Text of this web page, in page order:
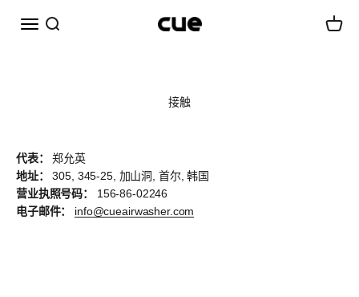
菜单 搜索 Cueairwasher 购物车
接触
代表：
郑允英
地址：
305, 345-25, 加山洞, 首尔, 韩国
营业执照号码：
156-86-02246
电子邮件：
info@cueairwasher.com